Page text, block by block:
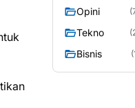
Opini
Tekno
Bisnis